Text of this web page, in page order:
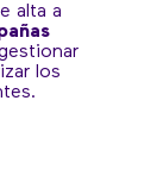
alta a
los